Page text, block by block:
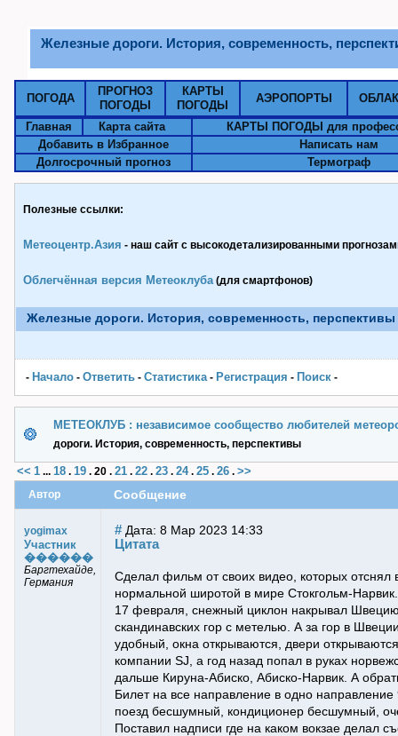
Железные дороги. История, современность,
ПОГОДА
ПРОГНОЗ
ПОГОДЫ
КАРТЫ
ПОГОДЫ
АЭРОПОРТЫ
Главная Карта сайта
КАРТЫ ПОГОДЫ для
Добавить в Избранное
Написать нам
Долгосрочный прогноз
Термограф
Полезные ссылки:
Метеоцентр.Азия - наш сайт с высокодетализированными
Облегчённая версия Метеоклуба(для смартфонов)
Железные дороги. История, современность, перспективы
- Начало - Ответить - Статистика- Pегистрация - Поиск -
МЕТЕОКЛУБ : независимое сообщество любителей
дороги. История, современность, перспективы
<< 1 ... 18 . 19 . 20 . 21 . 22 . 23 . 24. 25 . 26 . >>
Автор Сообщение
yogimax
Участник
������
Баргтехайде,
Германия
# Дата: 8 Мар 2023 14:33
Цитата
Сделал фильм от своих видео, которых
нормальной широтой в мире Стокгольм-
17 февраля, снежный циклон накрывал
скандинавских гор с метелью. А за гор в
удобный, окна открываются, двери
компании SJ, а год назад попал в руках
дальше Кируна-Абиско, Абиско-Нарвик. А
Билет на все направление в одно
поезд бесшумный, кондиционер бесшумный,
Поставил надписи где на каком вокзае делал